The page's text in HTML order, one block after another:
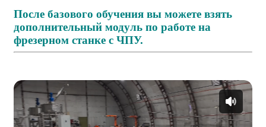
После базового обучения вы можете взять
дополнительный модуль по работе на
фрезерном станке с ЧПУ.